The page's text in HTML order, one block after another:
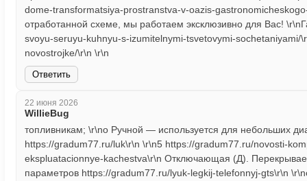
dome-transformatsiya-prostranstva-v-oazis-
отработанной схеме, мы работаем эксклюзивно для Вас!
svoyu-seruyu-kuhnyu-s-izumitelnymi-tsvetovymi-
novostrojke/\r\n \r\n
Ответить
22 июня 2026
WillieBug
топливникам; \r\no Ручной — используется для небольших
https://gradum77.ru/luk\r\n \r\n5 https://gradum77.ru/novosti-
ekspluatacionnye-kachestva\r\n Отключающая (Д).
параметров https://gradum77.ru/lyuk-legkij-telefonnyj-gts\r\n